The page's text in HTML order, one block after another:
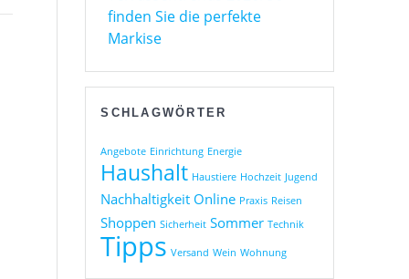
finden Sie die perfekte
Markise
SCHLAGWÖRTER
Angebote Einrichtung Energie
Haushalt Haustiere Hochzeit Jugend
Nachhaltigkeit Online Praxis Reisen
Shoppen Sicherheit Sommer Technik
Tipps Versand Wein Wohnung